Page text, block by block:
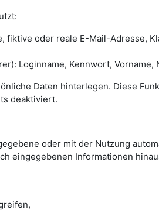
fiktive oder reale E-Mail-Adresse,
Loginname, Kennwort,
Daten hinterlegen. Diese
deaktiviert.
oder mit der Nutzung
eingegebenen Informationen